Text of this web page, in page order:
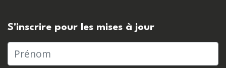
S'inscrire pour les mises à jour
Prénom